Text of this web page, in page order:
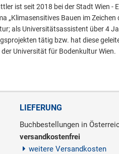
ist seit 2018 bei der Stadt Wien -
„Klimasensitives Bauen im
als Universitätsassistent über 4
tätig bzw. hat diese
Universität für Bodenkultur Wien.
LIEFERUNG
Buchbestellungen in
versandkostenfrei
weitere Versandkosten